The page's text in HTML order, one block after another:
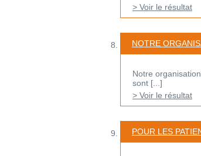
> Voir le résultat
NOTRE
Notre
sont [...]
> Voir le résultat
POUR LES